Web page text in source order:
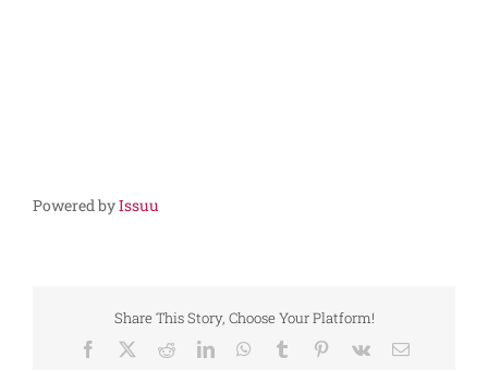
Powered byIssuu
Share This Story, Choose Your Platform!
Facebook RedditLinkedInWhatsApp
Tumblr Pinterest
Vk
Correo